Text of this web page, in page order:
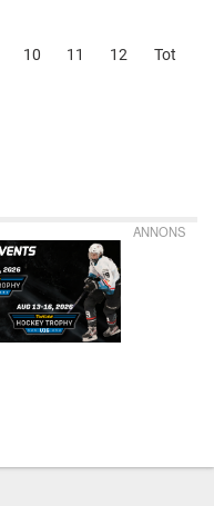
10 11 12 Tot
ANNONS